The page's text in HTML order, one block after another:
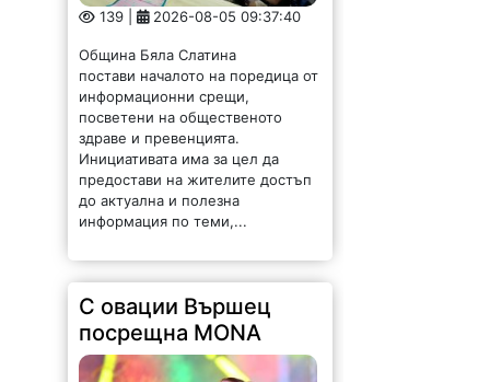
142 | 2026-08-05 09:30:06
Вършец посрещна с бурни
овации новата звезда на
съчетание на съвременно
звучене и български фолклор,
MONA запали сърцата...